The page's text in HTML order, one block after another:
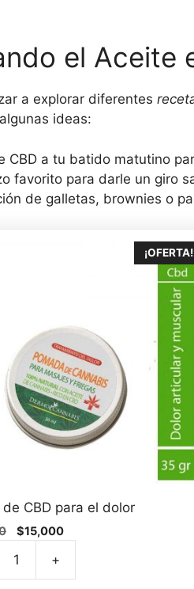
el Aceite
a explorar diferentes
ideas:
CBD a tu batido matutino
favorito para darle un giro
de galletas, brownies o
¡OFERTA!
de CBD para el dolor
El
original
era:
$15,000El
es:
+